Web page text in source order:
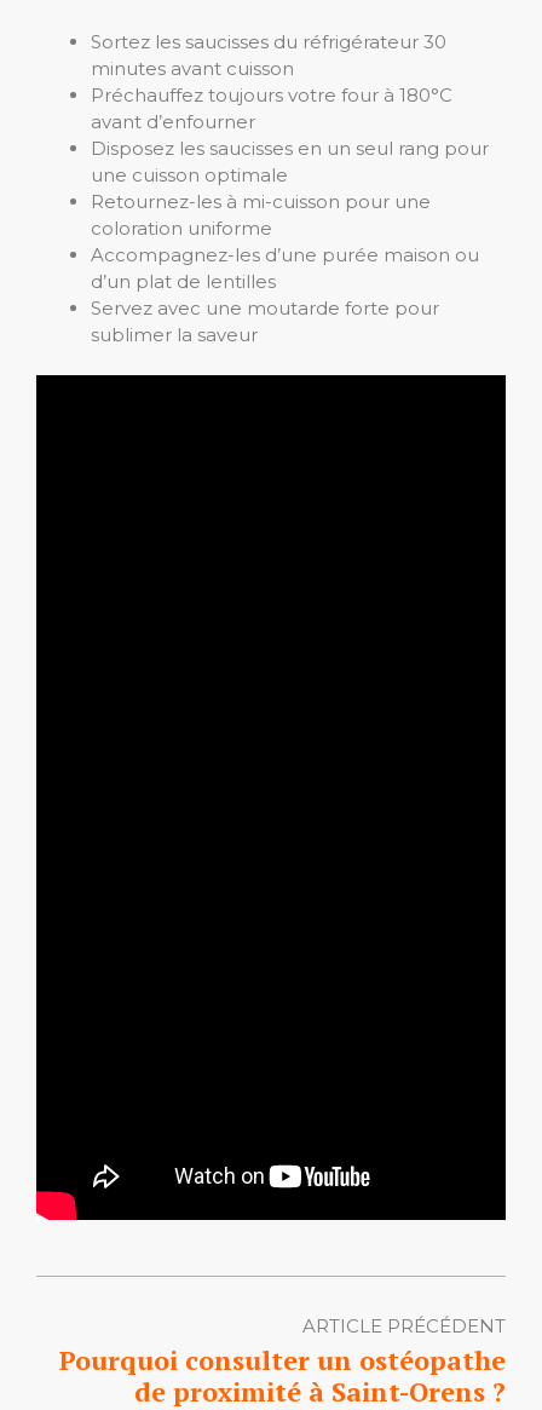
Sortez les saucisses du réfrigérateur 30
minutes avant cuisson
Préchauffez toujours votre four à 180°C
avant d’enfourner
Disposez les saucisses en un seul rang pour
une cuisson optimale
Retournez-les à mi-cuisson pour une
coloration uniforme
Accompagnez-les d’une purée maison ou
d’un plat de lentilles
Servez avec une moutarde forte pour
sublimer la saveur
ARTICLE PRÉCÉDENT
Pourquoi consulter un ostéopathe
de proximité à Saint-Orens ?